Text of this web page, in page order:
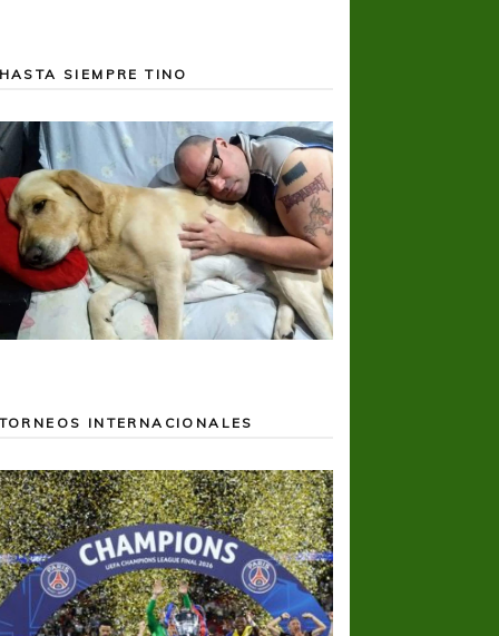
HASTA SIEMPRE TINO
TORNEOS INTERNACIONALES